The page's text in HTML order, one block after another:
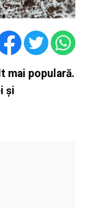
mai populară.
şi